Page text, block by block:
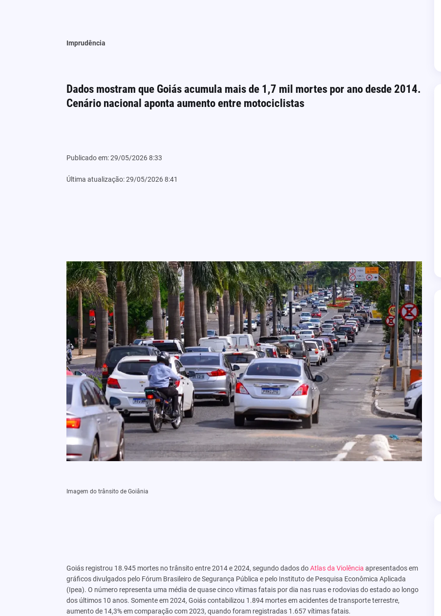
Imprudência
Dados mostram que Goiás acumula mais de 1,7 mil mortes por ano desde 2014.
Cenário nacional aponta aumento entre motociclistas
Publicado em: 29/05/2026 8:33
Última atualização: 29/05/2026 8:41
Imagem do trânsito de Goiânia
Goiás registrou 18.945 mortes no trânsito entre 2014 e 2024, segundo dados doAtlas da Violência apresentados em
gráficos divulgados pelo Fórum Brasileiro de Segurança Pública e pelo Instituto de Pesquisa Econômica Aplicada
(Ipea). O número representa uma média de quase cinco vítimas fatais por dia nas ruas e rodovias do estado ao longo
dos últimos 10 anos. Somente em 2024, Goiás contabilizou 1.894 mortes em acidentes de transporte terrestre,
aumento de 14,3% em comparação com 2023, quando foram registradas 1.657 vítimas fatais.